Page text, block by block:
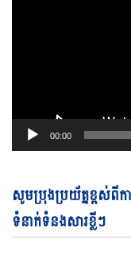
00:00
សូមប្រុងប្រយ័ត្នខ្ពស់ពីក
ទំនាក់ទំនងសារខ្លីៗ